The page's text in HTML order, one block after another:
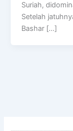
Suriah,
Setelah
Bashar […]